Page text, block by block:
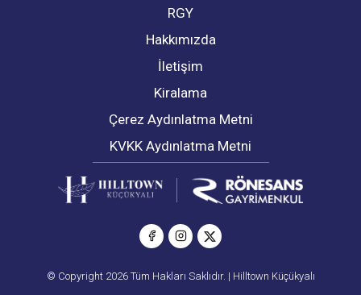
RGY
Hakkımızda
İletişim
Kiralama
Çerez Aydınlatma Metni
KVKK Aydınlatma Metni
© Copyright 2026 Tüm Hakları Saklıdır. | Hilltown Küçükyalı